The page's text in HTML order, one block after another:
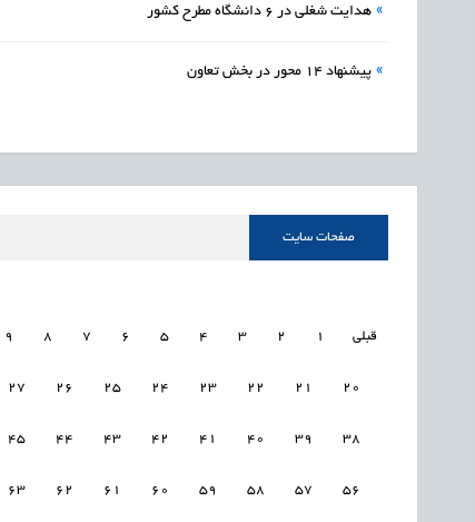
» هدایت شغلی در 6 دانشگاه مطرح کشور
» پیشنهاد ۱۴ محور در بخش تعاون
صفحات سایت
قبلی 1
2
3
4
5
6
7
8
9
20
21
22
23
24
25
26
27
38
39
40
41
42
43
44
45
56
57
58
59
60
61
62
63